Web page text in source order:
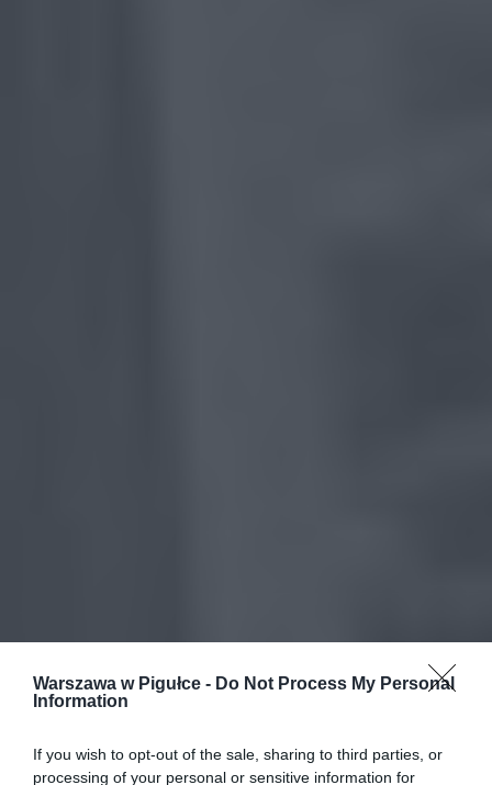
Warszawa w Pigułce - Do Not Process My Personal
Information
If you wish to opt-out of the sale, sharing to third parties, or
processing of your personal or sensitive information for